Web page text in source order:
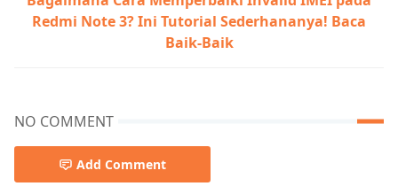
Redmi Note 3? Ini Tutorial Sederhananya! Baca
Baik-Baik
NO COMMENT
Add Comment